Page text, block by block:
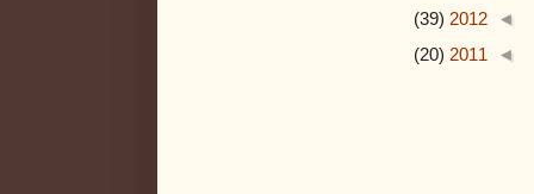
◄
2012
(39)
◄
2011
(20)